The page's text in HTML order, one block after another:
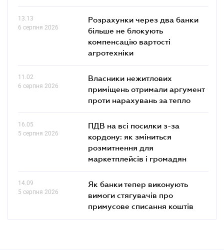
13.13
6 серпня 2026
Розрахунки через два банки
більше не блокують
компенсацію вартості
агротехніки
11.02
6 серпня 2026
Власники нежитлових
приміщень отримали аргумент
проти нарахувань за тепло
16.05
5 серпня 2026
ПДВ на всі посилки з-за
кордону: як зміниться
розмитнення для
маркетплейсів і громадян
14.09
5 серпня 2026
Як банки тепер виконують
вимоги стягувачів про
примусове списання коштів